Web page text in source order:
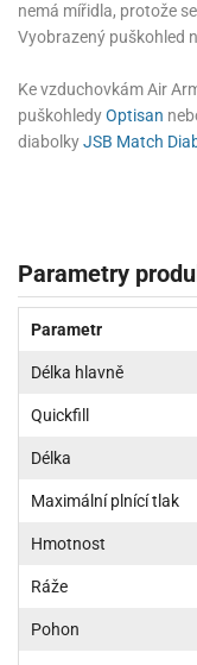
nemá mířidla, protože
Vyobrazený puškohled
Ke vzduchovkám Air
puškohledyOptisan
diabolkyJSB Match
Parametry
Parametr
Délka hlavně
Quickfill
Délka
Maximální plnící tlak
Hmotnost
Ráže
Pohon